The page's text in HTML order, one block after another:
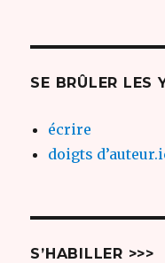
SE BRÛLER LES
écrire
doigts
S’HABILLER >>>